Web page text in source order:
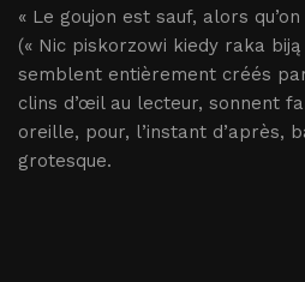
« Le goujon est sauf, alors
(« Nic piskorzowi kiedy raka biją
semblent entièrement créés
clins d’œil au lecteur, sonnent
oreille, pour, l’instant d’après,
grotesque.